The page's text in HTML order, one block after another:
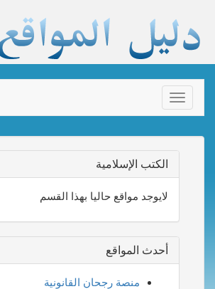
Toggle
navigation
الكتب الإسلامية
لايوجد مواقع حاليا بهذا القسم
أحدث المواقع
منصة رجحان القانونية